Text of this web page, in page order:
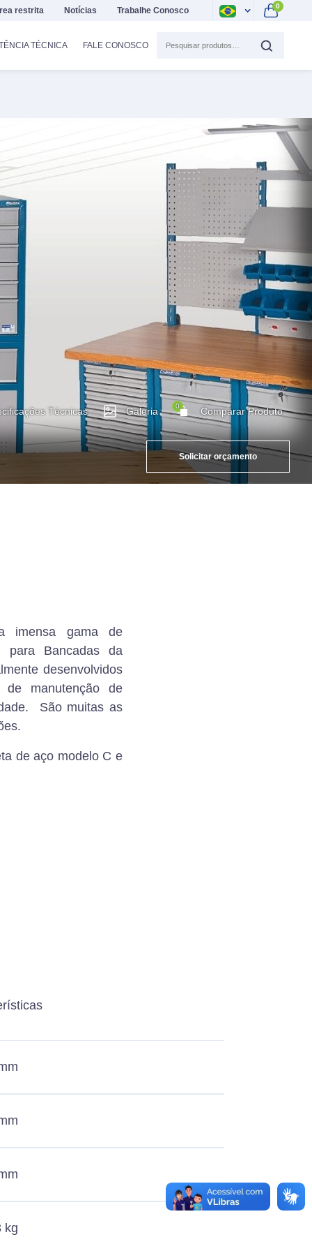
restrita Notícias Trabalhe Conosco 0
TÉCNICA FALE CONOSCO
Técnicas Galeria 0 Comparar Produto
Solicitar orçamento
gama de
para Bancadas da
desenvolvidos
manutenção de
São muitas as
de aço modelo C e
kg